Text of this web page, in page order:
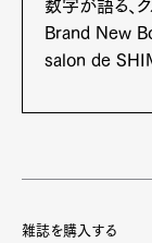
数字が語る、
Brand New
salon de
雑誌を購入する